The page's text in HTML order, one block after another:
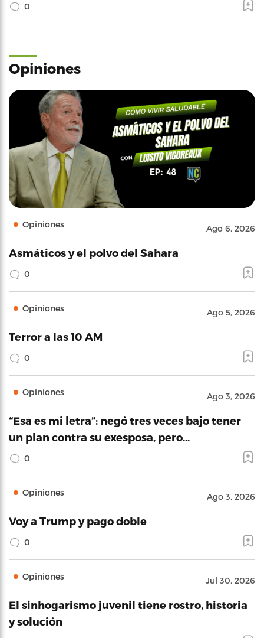
0
Opiniones
Opiniones Ago 6, 2026
Asmáticos y el polvo del Sahara
0
Opiniones Ago 5, 2026
Terror a las 10 AM
0
Opiniones Ago 3, 2026
“Esa es mi letra”: negó tres veces bajo tener
un plan contra su exesposa, pero…
0
Opiniones Ago 3, 2026
Voy a Trump y pago doble
0
Opiniones Jul 30, 2026
El sinhogarismo juvenil tiene rostro, historia
y solución